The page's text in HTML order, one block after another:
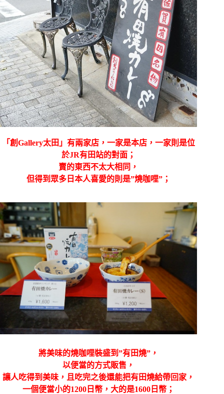
「創Gallery太田」有兩家店，一家是本店，一家則是位
於JR有田站的對面；
賣的東西不太大相同，
但得到眾多日本人喜愛的則是”燒咖哩”；
將美味的燒咖哩裝盛到”有田燒”，
以便當的方式販售，
讓人吃得到美味，且吃完之後還能把有田燒給帶回家，
一個便當小的1200日幣，大的是1600日幣；